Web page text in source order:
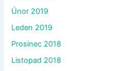
Únor 2019
Leden 2019
Prosinec 2018
Listopad 2018